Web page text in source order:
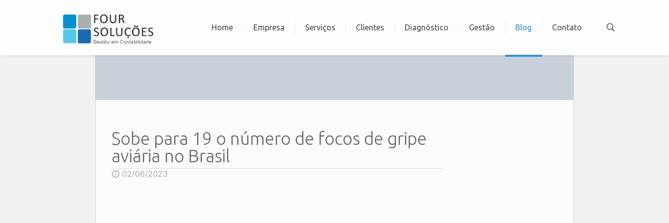
Home Empresa Serviços Clientes Diagnóstico Gestão Blog Contato
Sobe para 19 o número de focos de gripe
aviária no Brasil
02/06/2023